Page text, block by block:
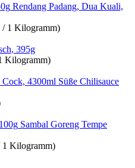
Rendang Padang, Dua Kuali,
1 Kilogramm)
395g
Kilogramm)
Süße Chilisauce
Sambal Goreng Tempe
Kilogramm)